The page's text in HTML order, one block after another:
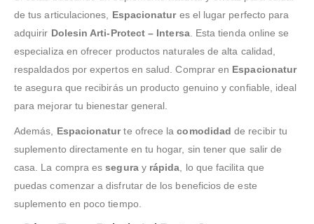
de tus articulaciones, Espacionatures el lugar perfecto para
adquirir Dolesin Arti-Protect – Intersa. Esta tienda online se
especializa en ofrecer productos naturales de alta calidad,
respaldados por expertos en salud. Comprar en Espacionatur
te asegura que recibirás un producto genuino y confiable, ideal
para mejorar tu bienestar general.
Además, Espacionaturte ofrece lacomodidad de recibir tu
suplemento directamente en tu hogar, sin tener que salir de
casa. La compra esseguray rápida , lo que facilita que
puedas comenzar a disfrutar de los beneficios de este
suplemento en poco tiempo.